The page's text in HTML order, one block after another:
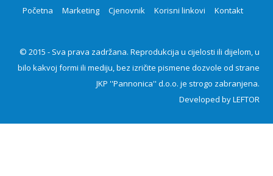
Početna Marketing Cjenovnik Korisni linkovi Kontakt
© 2015 - Sva prava zadržana. Reprodukcija u cijelosti ili dijelom, u
bilo kakvoj formi ili mediju, bez izričite pismene dozvole od strane
JKP ''Pannonica'' d.o.o. je strogo zabranjena.
Developed byLEFTOR